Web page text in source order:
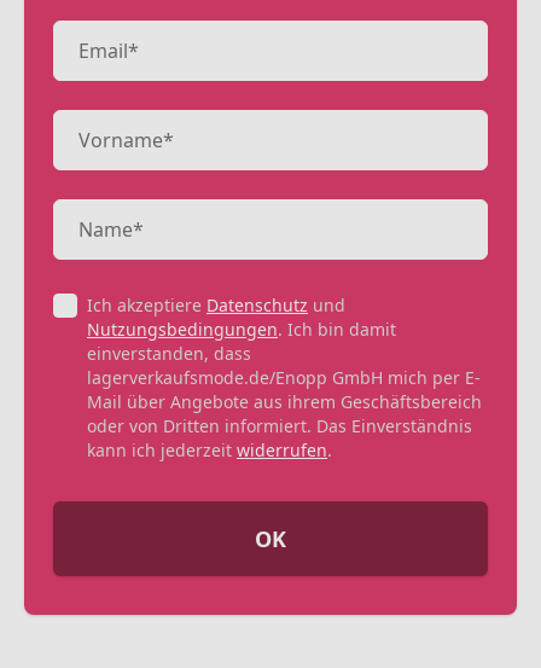
Ich akzeptiere Datenschutz und
Nutzungsbedingungen. Ich bin damit
einverstanden, dass
lagerverkaufsmode.de/Enopp GmbH mich per E-
Mail über Angebote aus ihrem Geschäftsbereich
oder von Dritten informiert. Das Einverständnis
kann ich jederzeit widerrufen.
OK